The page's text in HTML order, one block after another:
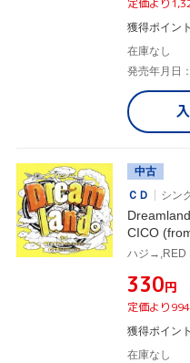
定価より
獲得ポイン
在庫なし
発売年月日
中古
ＣＤ
シン
CICO
ハジ→,RED
¥330円
定価より
獲得ポイン
在庫なし